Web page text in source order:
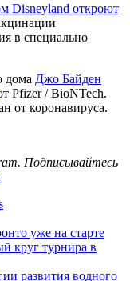
Disneyland откроют
в специально
дома Джо Байден
Pfizer / BioNTech.
от коронавируса.
Подписывайтесь
уже на старте
круг турнира в
развития водного